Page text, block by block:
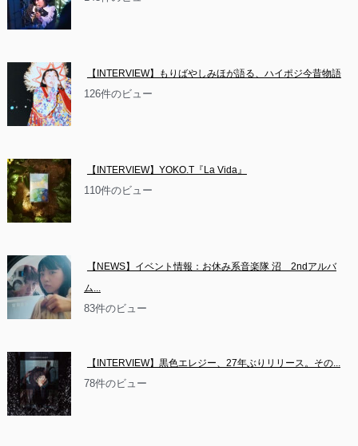
【INTERVIEW】もりばやしみほが語る、ハイポジ今昔物語
126件のビュー
【INTERVIEW】YOKO.T『La Vida』
110件のビュー
【NEWS】イベント情報：お休み系音楽隊 沼　2ndアルバ
ム...
83件のビュー
【INTERVIEW】黒色エレジー、27年ぶりリリース。その...
78件のビュー